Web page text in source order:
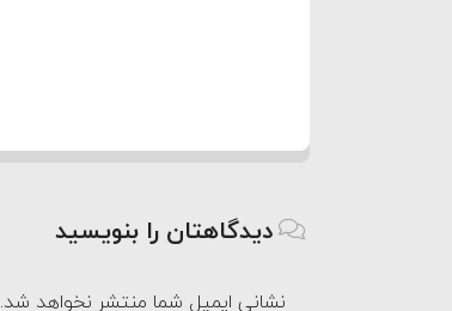
دیدگاهتان را بنویسید
نشانی ایمیل شما منتشر نخواهد شد.